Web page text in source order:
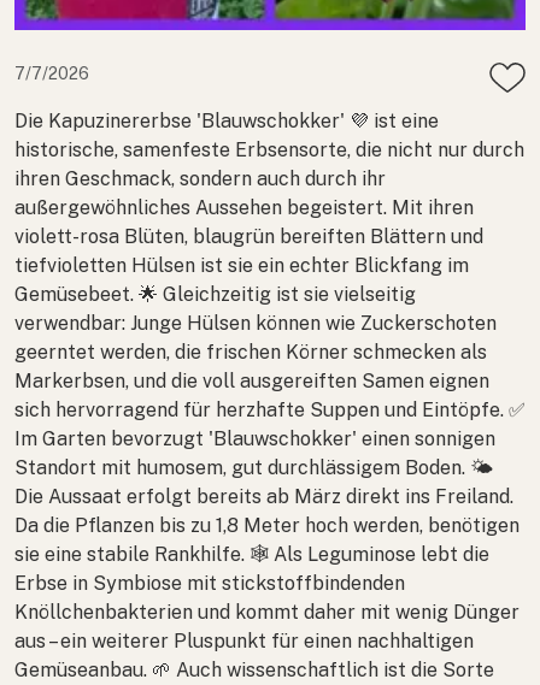
7/7/2026
Die Kapuzinererbse 'Blauwschokker' 💜 ist eine
historische, samenfeste Erbsensorte, die nicht nur durch
ihren Geschmack, sondern auch durch ihr
außergewöhnliches Aussehen begeistert. Mit ihren
violett-rosa Blüten, blaugrün bereiften Blättern und
tiefvioletten Hülsen ist sie ein echter Blickfang im
Gemüsebeet. 🌟 Gleichzeitig ist sie vielseitig
verwendbar: Junge Hülsen können wie Zuckerschoten
geerntet werden, die frischen Körner schmecken als
Markerbsen, und die voll ausgereiften Samen eignen
sich hervorragend für herzhafte Suppen und Eintöpfe. ✅
Im Garten bevorzugt 'Blauwschokker' einen sonnigen
Standort mit humosem, gut durchlässigem Boden. 🌤
Die Aussaat erfolgt bereits ab März direkt ins Freiland.
Da die Pflanzen bis zu 1,8 Meter hoch werden, benötigen
sie eine stabile Rankhilfe. 🕸 Als Leguminose lebt die
Erbse in Symbiose mit stickstoffbindenden
Knöllchenbakterien und kommt daher mit wenig Dünger
aus – ein weiterer Pluspunkt für einen nachhaltigen
Gemüseanbau. 🌱 Auch wissenschaftlich ist die Sorte